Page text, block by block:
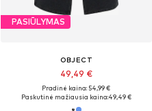
PASIŪLYMAS
OBJECT
49,49 €
Pradinė kaina: 54,99 €
Paskutinė mažiausia kaina:49,49 €